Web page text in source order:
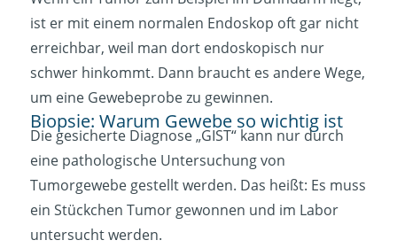
ist er mit einem normalen Endoskop oft gar nicht
erreichbar, weil man dort endoskopisch nur
schwer hinkommt. Dann braucht es andere Wege,
um eine Gewebeprobe zu gewinnen.
Biopsie: Warum Gewebe so wichtig ist
Die gesicherte Diagnose „GIST“ kann nur durch
eine pathologische Untersuchung von
Tumorgewebe gestellt werden. Das heißt: Es muss
ein Stückchen Tumor gewonnen und im Labor
untersucht werden.